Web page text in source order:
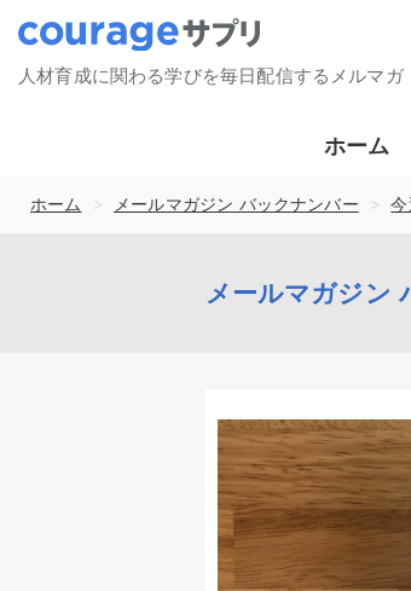
人材育成に関わる学びを毎日配信するメルマガ
ホーム
ホーム > メールマガジン バックナンバー >
メールマガジン